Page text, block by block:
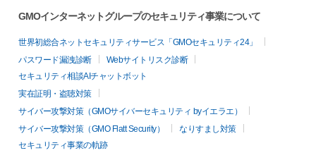
GMOインターネットグループのセキュリティ事業について
世界初総合ネットセキュリティサービス「GMOセキュリティ24」
パスワード漏洩診断
Webサイトリスク診断
セキュリティ相談AIチャットボット
実在証明・盗聴対策
サイバー攻撃対策（GMOサイバーセキュリティ byイエラエ）
サイバー攻撃対策（GMO Flatt Security）
なりすまし対策
セキュリティ事業の軌跡